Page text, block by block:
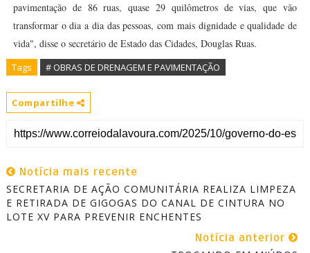
pavimentação de 86 ruas, quase 29 quilômetros de vias, que vão
transformar o dia a dia das pessoas, com mais dignidade e qualidade de
vida", disse o secretário de Estado das Cidades, Douglas Ruas.
Tags # OBRAS DE DRENAGEM E PAVIMENTAÇÃO
Compartilhe
Notícia mais recente
SECRETARIA DE AÇÃO COMUNITÁRIA REALIZA LIMPEZA
E RETIRADA DE GIGOGAS DO CANAL DE CINTURA NO
LOTE XV PARA PREVENIR ENCHENTES
Notícia anterior